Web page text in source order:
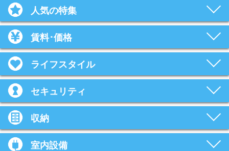
人気の特集
賃料･価格
ライフスタイル
セキュリティ
収納
室内設備